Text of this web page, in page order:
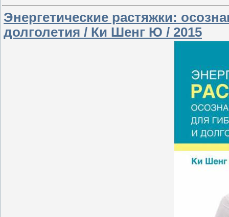
Энергетические растяжки:
долголетия / Ки Шенг Ю / 2015